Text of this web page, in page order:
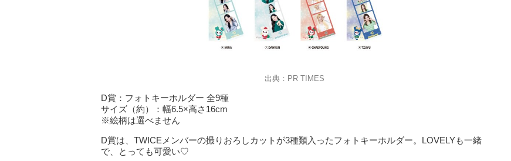
出典：PR TIMES
D賞：フォトキーホルダー 全9種
サイズ（約）：幅6.5×高さ16cm
※絵柄は選べません
D賞は、TWICEメンバーの撮りおろしカットが3種類入ったフォトキーホルダー。LOVELYも一緒
で、とっても可愛い♡